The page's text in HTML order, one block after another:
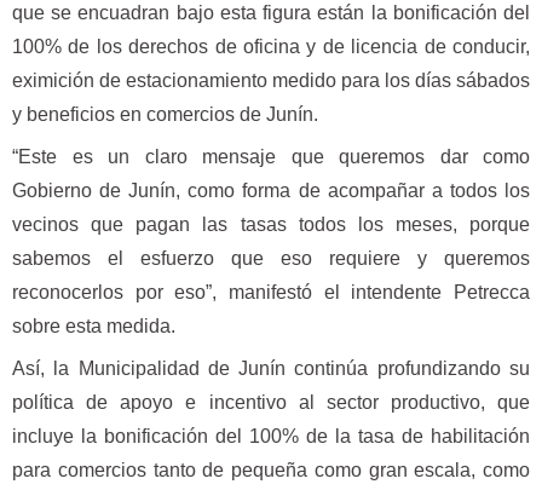
que se encuadran bajo esta figura están la bonificación del
100% de los derechos de oficina y de licencia de conducir,
eximición de estacionamiento medido para los días sábados
y beneficios en comercios de Junín.
“Este es un claro mensaje que queremos dar como
Gobierno de Junín, como forma de acompañar a todos los
vecinos que pagan las tasas todos los meses, porque
sabemos el esfuerzo que eso requiere y queremos
reconocerlos por eso”, manifestó el intendente Petrecca
sobre esta medida.
Así, la Municipalidad de Junín continúa profundizando su
política de apoyo e incentivo al sector productivo, que
incluye la bonificación del 100% de la tasa de habilitación
para comercios tanto de pequeña como gran escala, como